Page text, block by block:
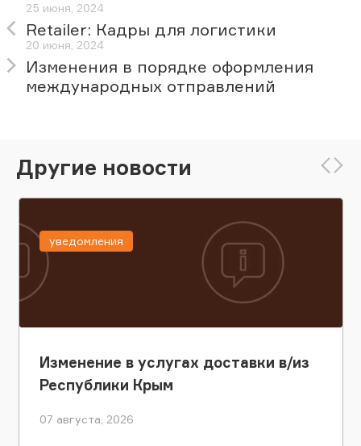
25 июня, 2024
Retailer: Кадры для логистики
20 июня, 2024
Изменения в порядке оформления
международных отправлений
Другие новости
Изменение в услугах доставки в/из
Республики Крым
07 августа, 2026
уведомления